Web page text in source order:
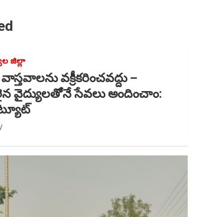
జిల్లా
వక్రీకరించవద్దు –
వైద్యులతోెనే సేవలు అందించాం: